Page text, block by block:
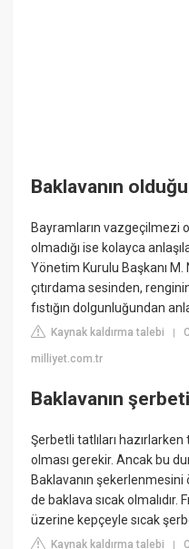
Baklavanın olduğu
Bayramların vazgeçilmezi
olmadığı ise kolayca
Yönetim Kurulu Başkanı M.
çıtırdama sesinden,
fıstığın dolgunluğundan
Kaynak kaldırma talebi |
milliyet.com.tr
Baklavanın
Şerbetli tatlıları hazırlarken
olması gerekir. Ancak bu
Baklavanın
de baklava sıcak olmalıdır.
üzerine kepçeyle sıcak
Kaynak kaldırma talebi |